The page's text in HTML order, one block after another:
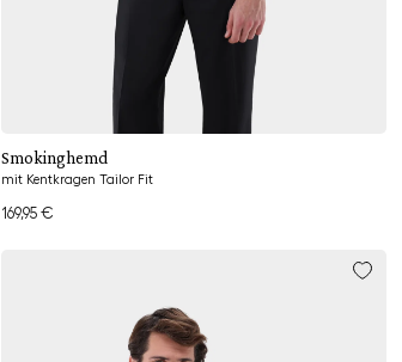
Hinzufügen
Smokinghemd
mit Kentkragen Tailor Fit
169,95 €